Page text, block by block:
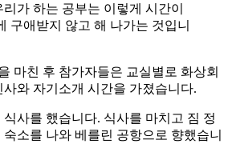
가 하는 공부는 이렇게 시간이
구애받지 않고 해 나가는 것입니
마친 후 참가자들은 교실별로 화상회
와 자기소개 시간을 가졌습니다.
사를 했습니다. 식사를 마치고 짐 정
소를 나와 베를린 공항으로 향했습니